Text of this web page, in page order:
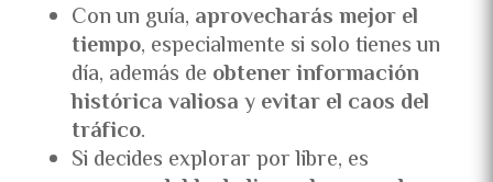
Con un guía, aprovecharás mejor el
tiempo, especialmente si solo tienes un
día, además de obtener información
histórica valiosayevitar el caos del
tráfico.
Si decides explorar por libre, es